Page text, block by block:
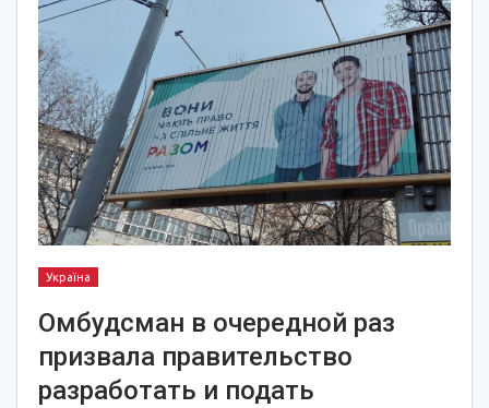
Україна
Омбудсман в очередной раз
призвала правительство
разработать и подать